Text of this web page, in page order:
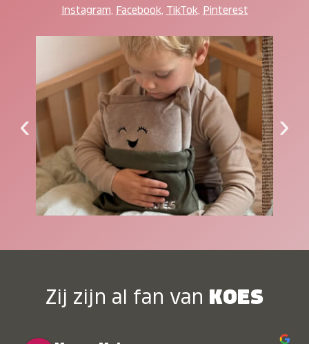
Instagram, Facebook, TikTok, Pinterest
‹ ›
Zij zijn al fan van KOES